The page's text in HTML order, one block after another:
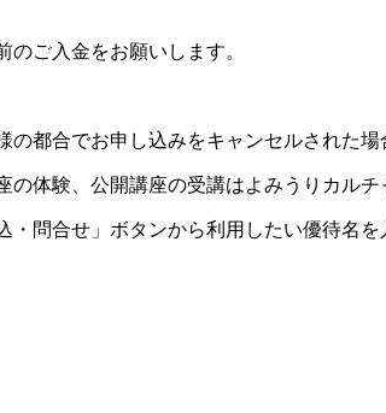
ご入金をお願いします。
都合でお申し込みをキャンセルされた場
体験、公開講座の受講はよみうりカルチ
問合せ」ボタンから利用したい優待名を